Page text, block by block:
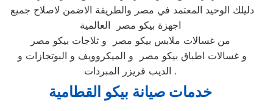
اجهزة بيكو مصر العالمية
من غسالات ملابس بيكو مصر و ثلاجات بيكو مصر
الديب فريزر المبردات .
خدمات صيانة بيكو القطامية